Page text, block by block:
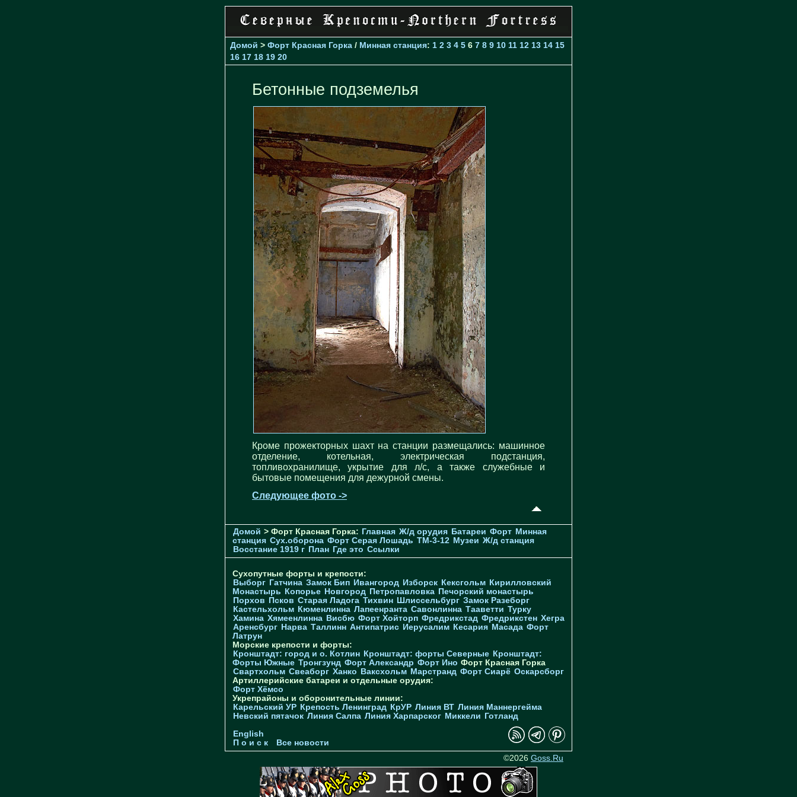
Домой > Форт Красная Горка / Минная станция: 1 2 3 4 5 6 7 8 9 10 11 12 13 14 15
16 17 18 19 20
Бетонные подземелья
Кроме прожекторных шахт на станции размещались: машинное
отделение, котельная, электрическая подстанция,
топливохранилище, укрытие для л/с, а также служебные и
бытовые помещения для дежурной смены.
Следующее фото ->
Домой > Форт Красная Горка: Главная Ж/д орудия Батареи Форт Минная
станция Cух.оборона Форт Серая Лошадь TM-3-12 Музеи Ж/д станция
Восстание 1919 г План Где это Ссылки
Сухопутные форты и крепости:
Выборг Гатчина Замок Бип Ивангород Изборск Кексгольм Кирилловский
Монастырь
Копорье Новгород Петропавловка Печорcкий монастырь
Порхов
Псков Старая Ладога Тихвин Шлиссельбург Замок Разеборг
Кастельхольм Кюменлинна Лапеенранта Савонлинна Тааветти Турку
Хамина Хямеенлинна Висбю Форт Хойторп Фредрикстад Фредрикстен Хегра
Аренсбург Нарва Таллинн Антипатрис Иерусалим Кесария Масада Форт
Латрун
Морские крепости и форты:
Кронштадт: город и о. Котлин Кронштадт: форты Северные Кронштадт:
Форты Южные Тронгзунд Форт Александр Форт Ино Форт Красная Горка
Свартхольм Свеаборг Ханко Ваксхольм Марстранд Форт Сиарё Оскарсборг
Артиллерийские батареи и отдельные орудия:
Форт Хёмсо
Укрепрайоны и оборонительные линии:
Карельский УР Крепость Ленинград КрУР Линия ВТ Линия Маннергейма
Невский пятачок Линия Салпа Линия Харпарског Миккели
Готланд
English
П о и с к
Все новости
©2026 Goss.Ru